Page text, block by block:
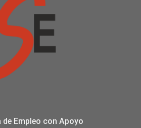
Empleo con Apoyo